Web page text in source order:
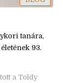
tanára,
93.
a Toldy